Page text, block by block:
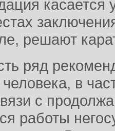
касается
решают
ряд
человека, в
с
работы